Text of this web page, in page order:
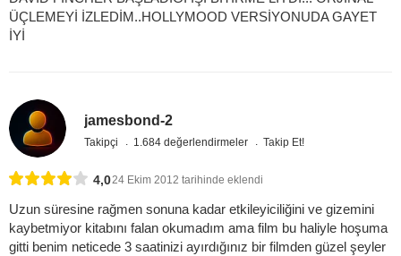
ÜÇLEMEYİ İZLEDİM..HOLLYMOOD VERSİYONUDA GAYET
İYİ
jamesbond-2
Takipçi 1.684 değerlendirmeler Takip Et!
4,024 Ekim 2012 tarihinde eklendi
Uzun süresine rağmen sonuna kadar etkileyiciliğini ve gizemini
kaybetmiyor kitabını falan okumadım ama film bu haliyle hoşuma
gitti benim neticede 3 saatinizi ayırdığınız bir filmden güzel şeyler